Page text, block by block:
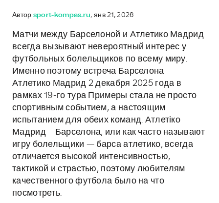
Автор sport-kompas.ru, янв 21, 2026
Матчи между Барселоной и Атлетико Мадрид
всегда вызывают невероятный интерес у
футбольных болельщиков по всему миру.
Именно поэтому встреча Барселона –
Атлетико Мадрид 2 декабря 2025 года в
рамках 19-го тура Примеры стала не просто
спортивным событием, а настоящим
испытанием для обеих команд. Атлетіко
Мадрид – Барселона, или как часто называют
игру болельщики — барса атлетико, всегда
отличается высокой интенсивностью,
тактикой и страстью, поэтому любителям
качественного футбола было на что
посмотреть.